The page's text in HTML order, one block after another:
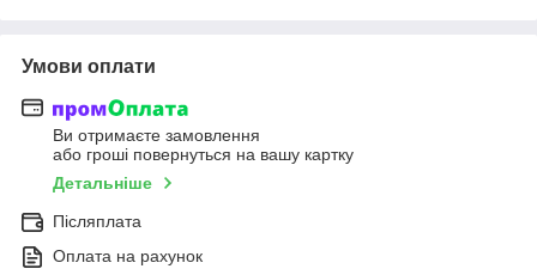
Умови оплати
Ви отримаєте замовлення
або гроші повернуться на вашу картку
Детальніше
Післяплата
Оплата на рахунок